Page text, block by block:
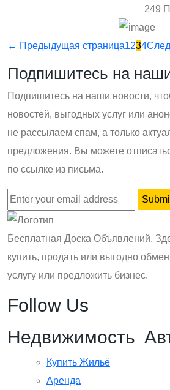
249
← Предыдущая страница1234
Подпишитесь на
Подпишитесь на наши новости,
новостей, выгодных услуг или
не рассылаем спам, а только
предложения. Вы можете
по ссылке из письма.
Бесплатная Доска Объявлений.
купить, продать или выгодно
услугу или предложить бизнес.
Follow Us
Недвижимость
Купить Жильё
Аренда